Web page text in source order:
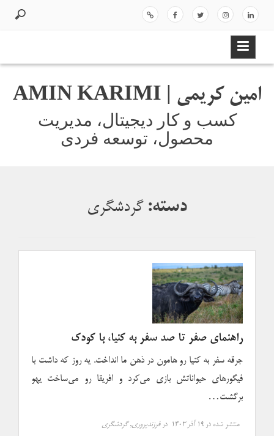
د
لینک
دای
اینس
امین کریمی | AMIN KARIMI
کسب و کار دیجیتال، مدیریت
محصول، توسعه فردی
دسته:گردشگری
راهنمای صفر تا صد سفر به کنیا، با کودک
جرقه سفر به کنیا رو هامون در ذهن ما انداخت. یه روز که داشت با
فیگورهای حیواناتش بازی می‌کرد و افریقا رو می‌ساخت یهو
برگشت…
منتشر شده در ۱۹ آذر ۱۴۰۳ درفرزندپروری,گردشگری